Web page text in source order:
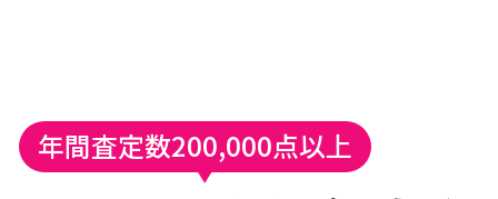
年間査定数200,000点以上